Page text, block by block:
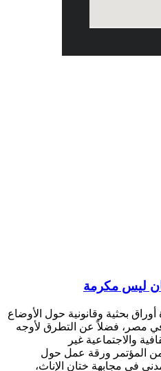
ليس مكرمة
بحثية وقانونية حول الأوضاع
في مصر، فضلاً عن التطرق لأوجه
والاجتماعية غير
من المؤتمر ورقة عمل حول
في مجابهة ختان الإناث،